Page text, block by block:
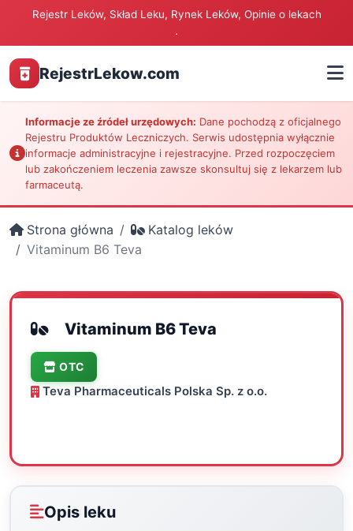
Rejestr Leków, Skład Leku, Rynek Leków, Opinie o lekach
.
RejestrLekow.com
Informacje ze źródeł urzędowych: Dane pochodzą z oficjalnego
Rejestru Produktów Leczniczych. Serwis udostępnia wyłącznie
informacje administracyjne i rejestracyjne. Przed rozpoczęciem
lub zakończeniem leczenia zawsze skonsultuj się z lekarzem lub
farmaceutą.
Strona główna
Katalog leków
Vitaminum B6 Teva
Vitaminum B6 Teva
OTC
Teva Pharmaceuticals Polska Sp. z o.o.
Opis leku